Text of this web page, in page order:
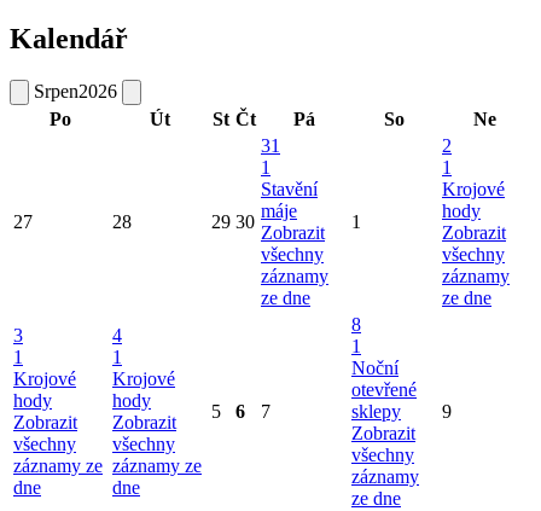
Kalendář
Srpen2026
Po
Út St Čt Pá So Ne
27 28 29 30
31
1
Stavění
máje
Zobrazit
všechny
záznamy
ze dne
1
2
1
Krojové
hody
Zobrazit
všechny
záznamy
ze dne
3
1
Krojové
hody
Zobrazit
všechny
záznamy ze
dne
4
1
Krojové
hody
Zobrazit
všechny
záznamy ze
dne
5 6 7
8
1
Noční
otevřené
sklepy
Zobrazit
všechny
záznamy
ze dne
9